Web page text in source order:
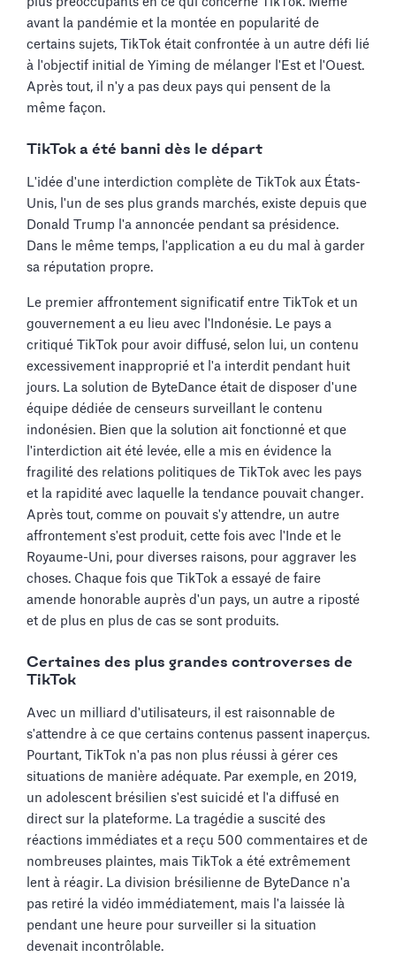
avant la pandémie et la montée en popularité de
certains sujets, TikTok était confrontée à un autre défi lié
à l'objectif initial de Yiming de mélanger l'Est et l'Ouest.
Après tout, il n'y a pas deux pays qui pensent de la
même façon.
TikTok a été banni dès le départ
L'idée d'une interdiction complète de TikTok aux États-
Unis, l'un de ses plus grands marchés, existe depuis que
Donald Trump l'a annoncée pendant sa présidence.
Dans le même temps, l'application a eu du mal à garder
sa réputation propre.
Le premier affrontement significatif entre TikTok et un
gouvernement a eu lieu avec l'Indonésie. Le pays a
critiqué TikTok pour avoir diffusé, selon lui, un contenu
excessivement inapproprié et l'a interdit pendant huit
jours. La solution de ByteDance était de disposer d'une
équipe dédiée de censeurs surveillant le contenu
indonésien. Bien que la solution ait fonctionné et que
l'interdiction ait été levée, elle a mis en évidence la
fragilité des relations politiques de TikTok avec les pays
et la rapidité avec laquelle la tendance pouvait changer.
Après tout, comme on pouvait s'y attendre, un autre
affrontement s'est produit, cette fois avec l'Inde et le
Royaume-Uni, pour diverses raisons, pour aggraver les
choses. Chaque fois que TikTok a essayé de faire
amende honorable auprès d'un pays, un autre a riposté
et de plus en plus de cas se sont produits.
Certaines des plus grandes controverses de
TikTok
Avec un milliard d'utilisateurs, il est raisonnable de
s'attendre à ce que certains contenus passent inaperçus.
Pourtant, TikTok n'a pas non plus réussi à gérer ces
situations de manière adéquate. Par exemple, en 2019,
un adolescent brésilien s'est suicidé et l'a diffusé en
direct sur la plateforme. La tragédie a suscité des
réactions immédiates et a reçu 500 commentaires et de
nombreuses plaintes, mais TikTok a été extrêmement
lent à réagir. La division brésilienne de ByteDance n'a
pas retiré la vidéo immédiatement, mais l'a laissée là
pendant une heure pour surveiller si la situation
devenait incontrôlable.